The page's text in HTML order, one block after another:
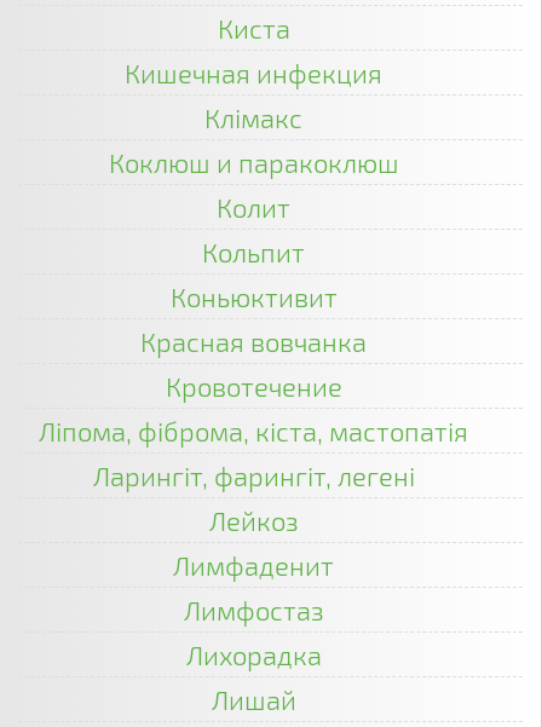
Киста
Кишечная инфекция
Клімакс
Коклюш и паракоклюш
Колит
Кольпит
Коньюктивит
Красная вовчанка
Кровотечение
Ліпома, фіброма, кіста, мастопатія
Ларингіт, фарингіт, легені
Лейкоз
Лимфаденит
Лимфостаз
Лихорадка
Лишай